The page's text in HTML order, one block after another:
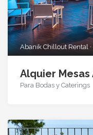
Abanik Chillout Rental ·
Alquier Mesas
Para Bodas y Caterings